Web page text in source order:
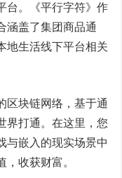
台。《平行字符》作
涵盖了集团商品通
地生活线下平台相关
块链网络，基于通
界打通。在这里，您
与嵌入的现实场景中
收获财富。